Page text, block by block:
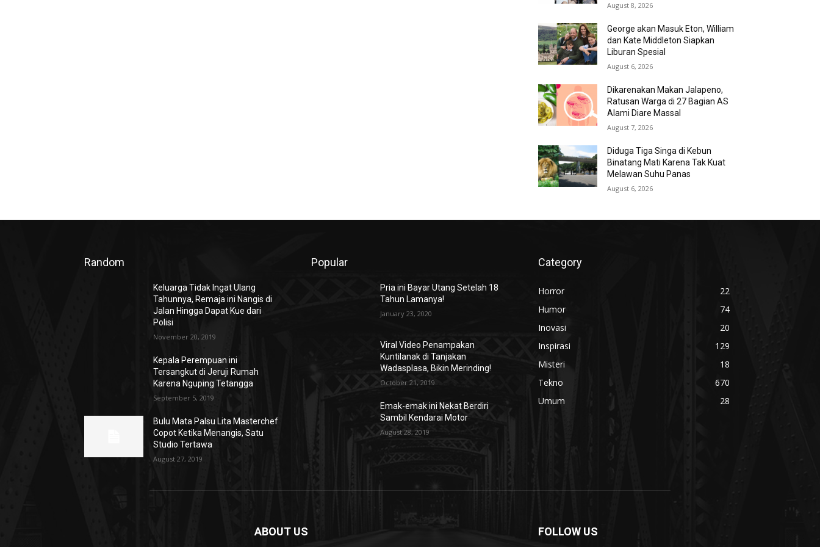
August 8, 2026
George akan Masuk Eton, William
dan Kate Middleton Siapkan
Liburan Spesial
August 6, 2026
Dikarenakan Makan Jalapeno,
Ratusan Warga di 27 Bagian AS
Alami Diare Massal
August 7, 2026
Diduga Tiga Singa di Kebun
Binatang Mati Karena Tak Kuat
Melawan Suhu Panas
August 6, 2026
Random
Keluarga Tidak Ingat Ulang
Tahunnya, Remaja ini Nangis di
Jalan Hingga Dapat Kue dari
Polisi
November 20, 2019
Kepala Perempuan ini
Tersangkut di Jeruji Rumah
Karena Nguping Tetangga
September 5, 2019
Bulu Mata Palsu Lita Masterchef
Copot Ketika Menangis, Satu
Studio Tertawa
August 27, 2019
Popular
Pria ini Bayar Utang Setelah 18
Tahun Lamanya!
January 23, 2020
Viral Video Penampakan
Kuntilanak di Tanjakan
Wadasplasa, Bikin Merinding!
October 21, 2019
Emak-emak ini Nekat Berdiri
Sambil Kendarai Motor
August 28, 2019
Category
Horror
22
Humor
74
Inovasi
20
Inspirasi
129
Misteri
18
Tekno
670
Umum
28
ABOUT US FOLLOW US